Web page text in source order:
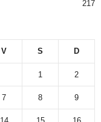
217
V S D
1 2
7 8 9